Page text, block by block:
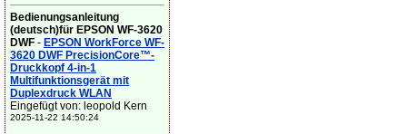
Bedienungsanleitung
(deutsch)für EPSON WF-3620
DWF - EPSON WorkForce WF-
3620 DWF PrecisionCore™-
Druckkopf 4-in-1
Multifunktionsgerät mit
Duplexdruck WLAN
Eingefügt von: leopold Kern
2025-11-22 14:50:24